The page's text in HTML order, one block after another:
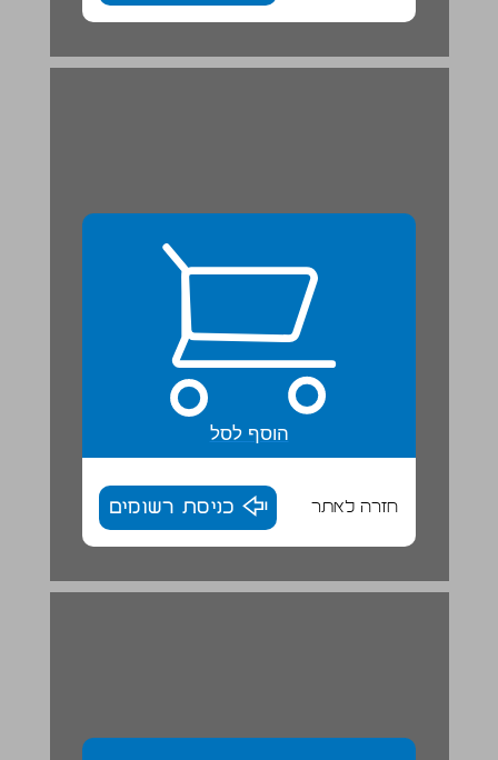
יחידה ב ממלכת החשמונאים ... 25
הוסף לסל
חזרה לאתר כניסת רשומים
פרק 2 התרבות ההלניסטית והחברה היהודית ... 26